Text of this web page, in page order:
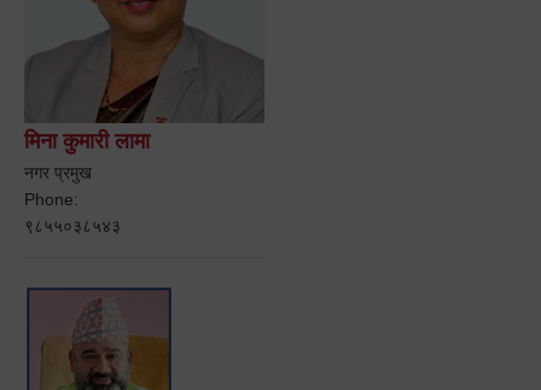
मिना कुमारी लामा
नगर प्रमुख
Phone:
९८५५०३८५४३